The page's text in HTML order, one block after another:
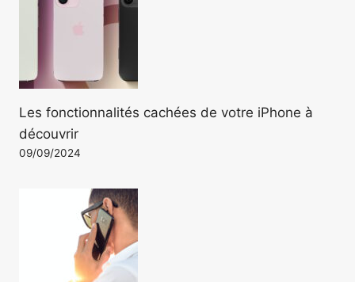
Les fonctionnalités cachées de votre iPhone à
découvrir
09/09/2024